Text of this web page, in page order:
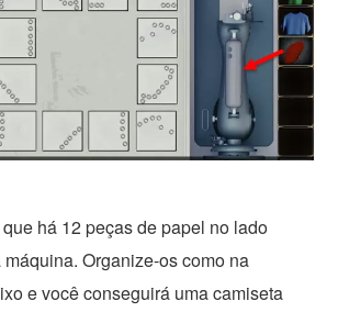
há 12 peças de papel no lado
Organize-os como na
e você conseguirá uma camiseta